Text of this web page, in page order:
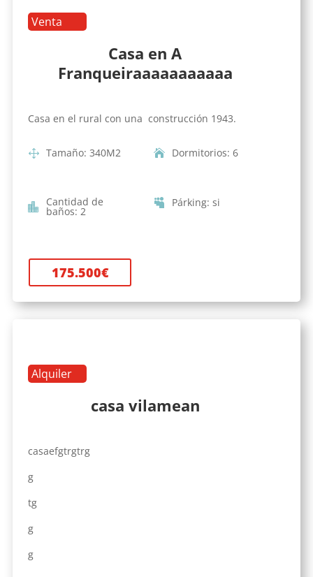
Venta
Casa en A
Franqueiraaaaaaaaaaa
Casa en el rural con una construcción 1943.
Tamaño: 340M2 Dormitorios: 6
Cantidad de
baños: 2
Párking: si
175.500€
Alquiler
casa vilamean
casaefgtrgtrg
g
tg
g
g